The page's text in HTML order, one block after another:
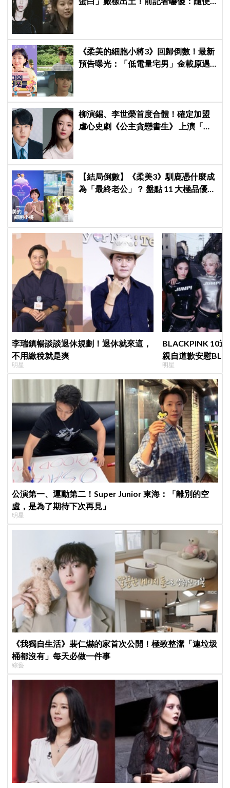
《柔美的細胞小將3》回歸倒數！最新
預告曝光：「低電量宅男」金載原遇
柳演錫、李世榮首度合體！確定加盟
虐心史劇《公主貪戀書生》 上演「朝
【結局倒數】《柔美3》馴鹿憑什麼成
為「最終老公」？ 盤點 11 大極品優
李瑞鎮暢談談退休規劃！退休就來這，
不用繳稅就是爽
明星
BLACKPINK 10
親自道歉安慰
直呼：「看了心
明星
公演第一、運動第二！Super Junior 東海：「離別的空
虛，是為了期待下次再見」
明星
《我獨自生活》裴仁爀的家首次公開！極致整潔「連垃圾
桶都沒有」每天必做一件事
綜藝